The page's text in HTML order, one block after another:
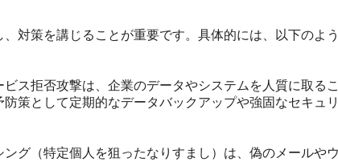
対策を講じることが重要です。具体的には、以下のよ
ス拒否攻撃は、企業のデータやシステムを人質に取る
策として定期的なデータバックアップや強固なセキュ
グ（特定個人を狙ったなりすまし）は、偽のメールや